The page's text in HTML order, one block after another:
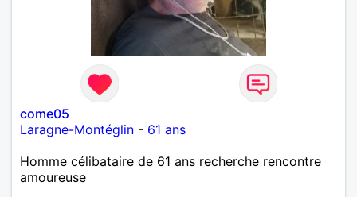
come05
Laragne-Montéglin - 61 ans
Homme célibataire de 61 ans recherche rencontre
amoureuse